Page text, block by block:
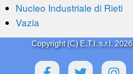
Nucleo Industriale di Rieti
Vazia
Copyright (C) E.T.I. s.r.l. 2026